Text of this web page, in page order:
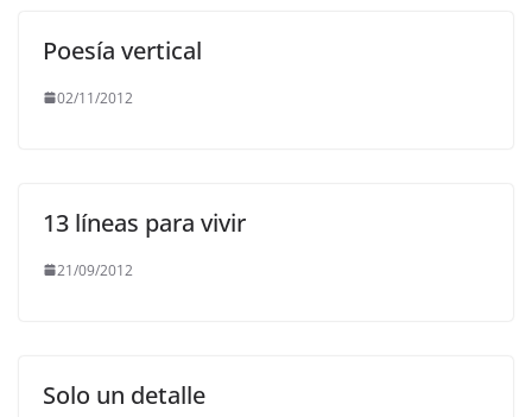
Poesía vertical
02/11/2012
13 líneas para vivir
21/09/2012
Solo un detalle